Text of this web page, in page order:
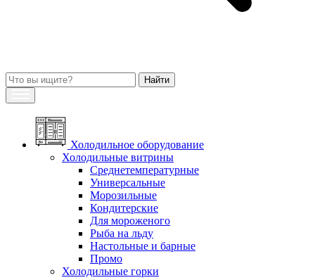
Холодильное оборудование
Холодильные витрины
Среднетемпературные
Универсальные
Морозильные
Кондитерские
Для мороженого
Рыба на льду
Настольные и барные
Промо
Холодильные горки